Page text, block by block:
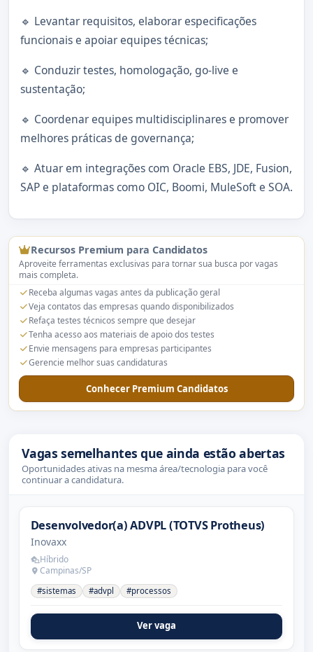
🔹 Levantar requisitos, elaborar especificações
funcionais e apoiar equipes técnicas;
🔹 Conduzir testes, homologação, go-live e
sustentação;
🔹 Coordenar equipes multidisciplinares e promover
melhores práticas de governança;
🔹 Atuar em integrações com Oracle EBS, JDE, Fusion,
SAP e plataformas como OIC, Boomi, MuleSoft e SOA.
Recursos Premium para Candidatos
Aproveite ferramentas exclusivas para tornar sua busca por vagas
mais completa.
Receba algumas vagas antes da publicação geral
Veja contatos das empresas quando disponibilizados
Refaça testes técnicos sempre que desejar
Tenha acesso aos materiais de apoio dos testes
Envie mensagens para empresas participantes
Gerencie melhor suas candidaturas
Conhecer Premium Candidatos
Vagas semelhantes que ainda estão abertas
Oportunidades ativas na mesma área/tecnologia para você
continuar a candidatura.
Desenvolvedor(a) ADVPL (TOTVS Protheus)
Inovaxx
Híbrido
Campinas/SP
#sistemas #advpl #processos
Ver vaga